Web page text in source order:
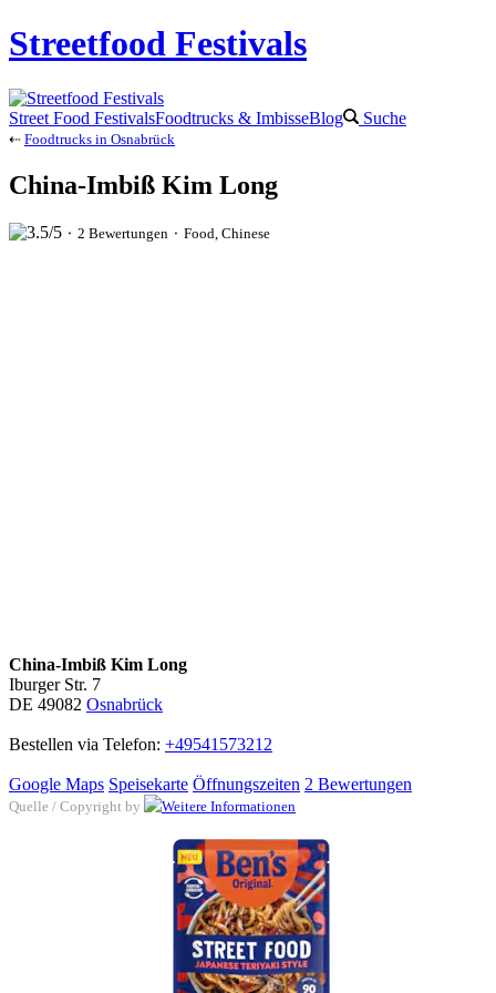
Streetfood Festivals
Street Food FestivalsFoodtrucks & ImbisseBlog Suche
⇠ Foodtrucks in Osnabrück
China-Imbiß Kim Long
⬝ 2 Bewertungen ⬝ Food, Chinese
China-Imbiß Kim Long
Iburger Str. 7
DE 49082 Osnabrück
Bestellen via Telefon: +49541573212
Google Maps Speisekarte Öffnungszeiten 2 Bewertungen
Quelle / Copyright by